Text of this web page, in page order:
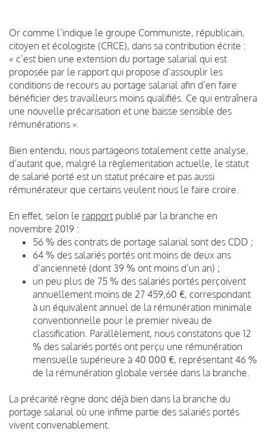
Or comme l’indique le groupe Communiste, républicain,
citoyen et écologiste (CRCE), dans sa contribution écrite :
« c’est bien une extension du portage salarial qui est
proposée par le rapport qui propose d’assouplir les
conditions de recours au portage salarial afin d’en faire
bénéficier des travailleurs moins qualifiés. Ce qui entraînera
une nouvelle précarisation et une baisse sensible des
rémunérations ».
Bien entendu, nous partageons totalement cette analyse,
d’autant que, malgré la règlementation actuelle, le statut
de salarié porté est un statut précaire et pas aussi
rémunérateur que certains veulent nous le faire croire.
En effet, selon le rapport publié par la branche en
novembre 2019 :
56 % des contrats de portage salarial sont des CDD ;
64 % des salariés portés ont moins de deux ans
d’ancienneté (dont 39 % ont moins d’un an) ;
un peu plus de 75 % des salariés portés perçoivent
annuellement moins de 27 459,60 €, correspondant
à un équivalent annuel de la rémunération minimale
conventionnelle pour le premier niveau de
classification. Parallèlement, nous constatons que 12
% des salariés portés ont perçu une rémunération
mensuelle supérieure à 40 000 €, représentant 46 %
de la rémunération globale versée dans la branche.
La précarité règne donc déjà bien dans la branche du
portage salarial où une infime partie des salariés portés
vivent convenablement.